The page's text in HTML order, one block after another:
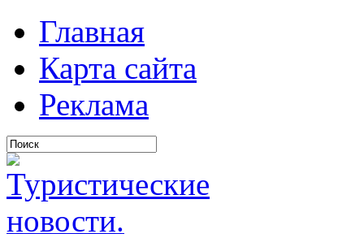
Главная
Карта сайта
Реклама